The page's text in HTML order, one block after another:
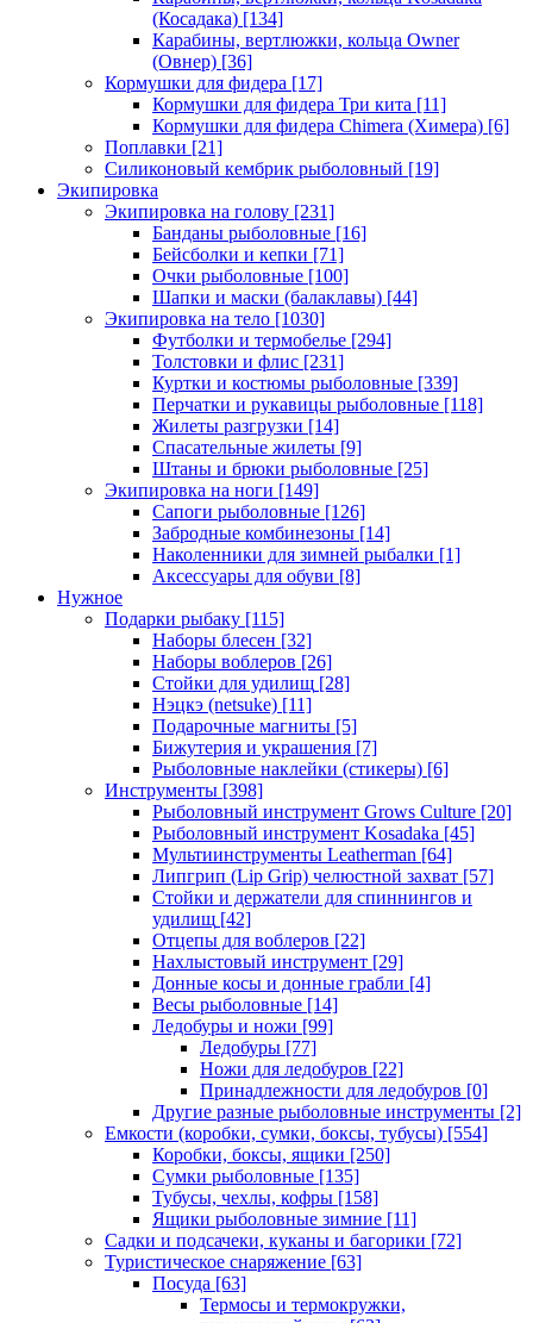
(Косадака) [134]
Карабины, вертлюжки, кольца Owner
(Овнер) [36]
Кормушки для фидера [17]
Кормушки для фидера Три кита [11]
Кормушки для фидера Chimera (Химера) [6]
Поплавки [21]
Силиконовый кембрик рыболовный [19]
Экипировка
Экипировка на голову [231]
Банданы рыболовные [16]
Бейсболки и кепки [71]
Очки рыболовные [100]
Шапки и маски (балаклавы) [44]
Экипировка на тело [1030]
Футболки и термобелье [294]
Толстовки и флис [231]
Куртки и костюмы рыболовные [339]
Перчатки и рукавицы рыболовные [118]
Жилеты разгрузки [14]
Спасательные жилеты [9]
Штаны и брюки рыболовные [25]
Экипировка на ноги [149]
Сапоги рыболовные [126]
Забродные комбинезоны [14]
Наколенники для зимней рыбалки [1]
Аксессуары для обуви [8]
Нужное
Подарки рыбаку [115]
Наборы блесен [32]
Наборы воблеров [26]
Стойки для удилищ [28]
Нэцкэ (netsuke) [11]
Подарочные магниты [5]
Бижутерия и украшения [7]
Рыболовные наклейки (стикеры) [6]
Инструменты [398]
Рыболовный инструмент Grows Culture [20]
Рыболовный инструмент Kosadaka [45]
Мультиинструменты Leatherman [64]
Липгрип (Lip Grip) челюстной захват [57]
Стойки и держатели для спиннингов и
удилищ [42]
Отцепы для воблеров [22]
Нахлыстовый инструмент [29]
Донные косы и донные грабли [4]
Весы рыболовные [14]
Ледобуры и ножи [99]
Ледобуры [77]
Ножи для ледобуров [22]
Принадлежности для ледобуров [0]
Другие разные рыболовные инструменты [2]
Емкости (коробки, сумки, боксы, тубусы) [554]
Коробки, боксы, ящики [250]
Сумки рыболовные [135]
Тубусы, чехлы, кофры [158]
Ящики рыболовные зимние [11]
Садки и подсачеки, куканы и багорики [72]
Туристическое снаряжение [63]
Посуда [63]
Термосы и термокружки,